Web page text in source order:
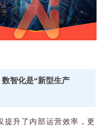
智化是“新型生产
提升了内部运营效率，更